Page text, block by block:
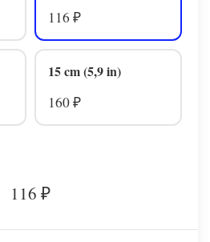
116 ₽
15 cm (5,9 in)
160 ₽
116 ₽